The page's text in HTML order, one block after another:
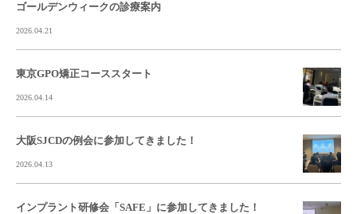
ゴールデンウィークの診療案内
2026.04.21
東京GPO矯正コーススタート
2026.04.14
大阪SJCDの例会に参加してきました！
2026.04.13
インプラント研修会「SAFE」に参加してきました！